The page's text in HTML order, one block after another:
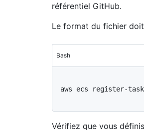
référentiel GitHub.
Le format du fichier
Bash
aws ecs register-
Vérifiez que vous